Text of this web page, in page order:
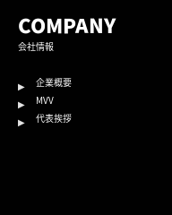
COMPANY
会社情報
企業概要
MVV
代表挨拶